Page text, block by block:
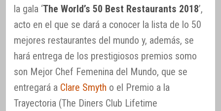
la gala ‘The World’s 50 Best Restaurants 2018’,
acto en el que se dará a conocer la lista de lo 50
mejores restaurantes del mundo y, además, se
hará entrega de los prestigiosos premios somo
son Mejor Chef Femenina del Mundo, que se
entregará a Clare Smyth o el Premio a la
Trayectoria (The Diners Club Lifetime